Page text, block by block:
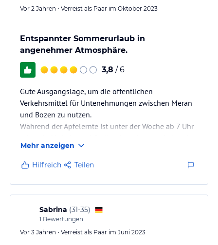
Vor 2 Jahren • Verreist als Paar im Oktober 2023
Entspannter Sommerurlaub in
angenehmer Atmosphäre.
3,8 / 6
Gute Ausgangslage, um die öffentlichen
Verkehrsmittel für Untenehmungen zwischen Meran
und Bozen zu nutzen.
Während der Apfelernte ist unter der Woche ab 7 Uhr
Betriebe zu rechnen.
Mehr anzeigen
Hilfreich Teilen
Sabrina (31-35)
1 Bewertungen
Vor 3 Jahren • Verreist als Paar im Juni 2023